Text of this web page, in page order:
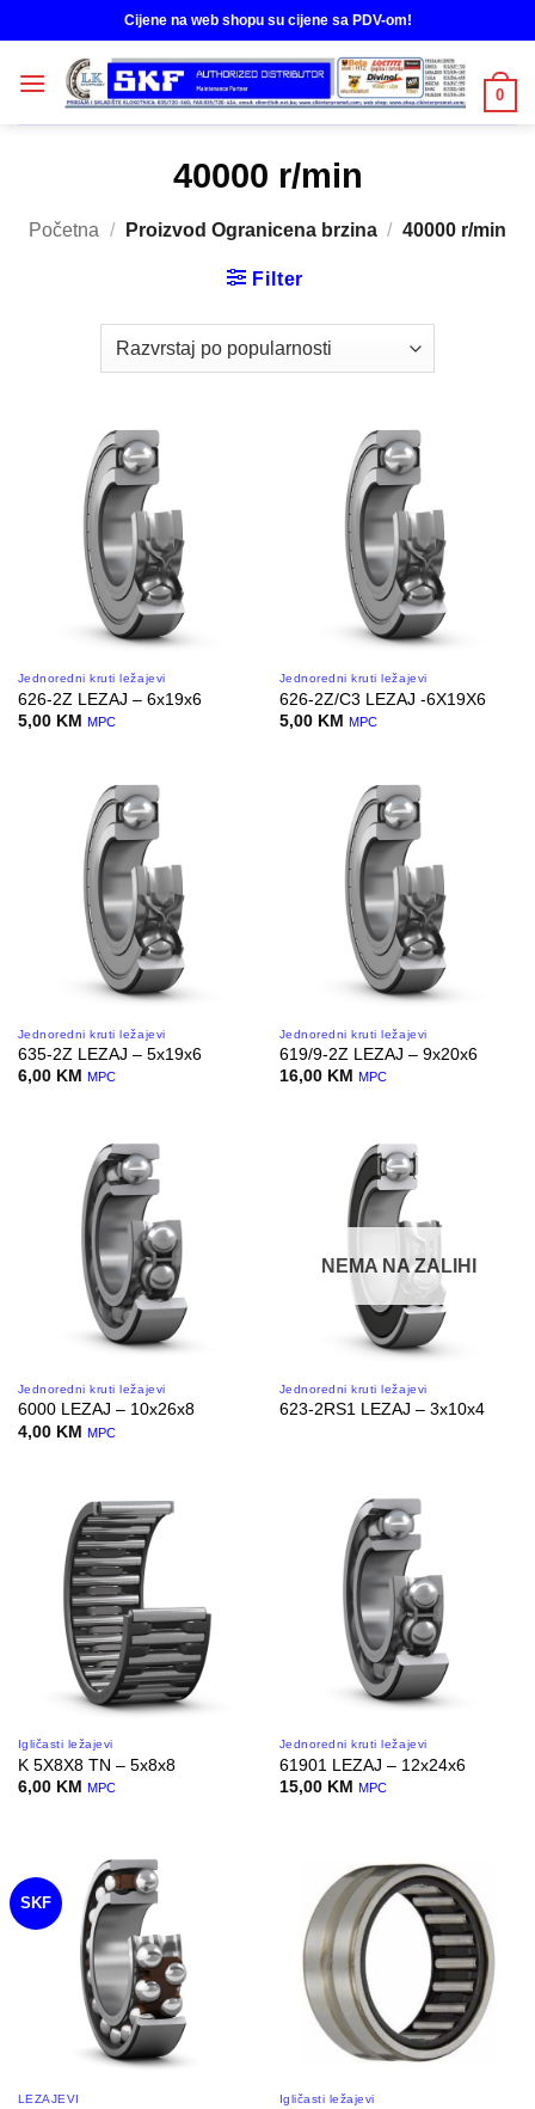
to
content
Cijene na web shopu su cijene sa PDV-om!
0
40000 r/min
Početna / Proizvod Ogranicena brzina / 40000 r/min
Filter
Jednoredni kruti ležajevi
626-2Z LEZAJ – 6x19x6
5,00 KM MPC
Jednoredni kruti ležajevi
626-2Z/C3 LEZAJ -6X19X6
5,00 KM MPC
Jednoredni kruti ležajevi
635-2Z LEZAJ – 5x19x6
6,00 KM MPC
Jednoredni kruti ležajevi
619/9-2Z LEZAJ – 9x20x6
16,00 KM MPC
Jednoredni kruti ležajevi
6000 LEZAJ – 10x26x8
4,00 KM MPC
NEMA NA ZALIHI
Jednoredni kruti ležajevi
623-2RS1 LEZAJ – 3x10x4
Igličasti ležajevi
K 5X8X8 TN – 5x8x8
6,00 KM MPC
Jednoredni kruti ležajevi
61901 LEZAJ – 12x24x6
15,00 KM MPC
SKF
LEŽAJEVI Igličasti ležajevi